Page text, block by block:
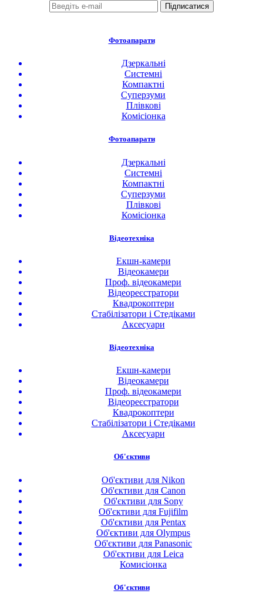
Фотоапарати
Дзеркальні
Системні
Компактні
Суперзуми
Плівкові
Комісіонка
Фотоапарати
Дзеркальні
Системні
Компактні
Суперзуми
Плівкові
Комісіонка
Відеотехніка
Екшн-камери
Відеокамери
Проф. відеокамери
Відеореєстратори
Квадрокоптери
Стабілізатори і Стедіками
Аксесуари
Відеотехніка
Екшн-камери
Відеокамери
Проф. відеокамери
Відеореєстратори
Квадрокоптери
Стабілізатори і Стедіками
Аксесуари
Об'єктиви
Об'єктиви для Nikon
Об'єктиви для Canon
Об'єктиви для Sony
Об'єктиви для Fujifilm
Об'єктиви для Pentax
Об'єктиви для Olympus
Об'єктиви для Panasonic
Об'єктиви для Leica
Комисіонка
Об'єктиви